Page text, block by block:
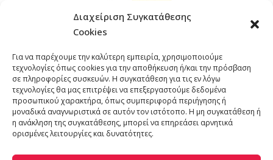
Διαχείριση Συγκατάθεσης
Cookies
Για να παρέχουμε την καλύτερη εμπειρία, χρησιμοποιούμε
τεχνολογίες όπως cookies για την αποθήκευση ή/και την πρόσβαση
σε πληροφορίες συσκευών. Η συγκατάθεση για τις εν λόγω
τεχνολογίες θα μας επιτρέψει να επεξεργαστούμε δεδομένα
προσωπικού χαρακτήρα, όπως συμπεριφορά περιήγησης ή
μοναδικά αναγνωριστικά σε αυτόν τον ιστότοπο. Η μη συγκατάθεση ή
η ανάκληση της συγκατάθεσης, μπορεί να επηρεάσει αρνητικά
ορισμένες λειτουργίες και δυνατότητες.
ΤΗΛΕΦΩΝΟ: +30 211 4021758
EMAIL:info@welldone.com.gr